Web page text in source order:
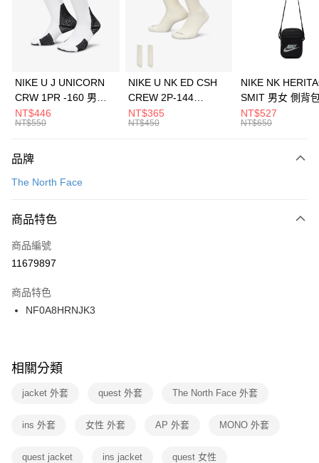
合作金庫商業銀行
第一商業銀行
華南商業銀行
彰化商業銀行
上海商業儲蓄銀行
元大商業銀行
台灣樂天信用卡公司
Apple Pay
全盈+PAY
AFTEE先享後付
【關於「AFTEE先享後付」】
便利好安心！
３．安心：先確認商品／服務後，再付款。
【「AFTEE先享後付」結帳流程】
１．於結帳方式選擇「AFTEE先享後付」後，將跳轉至「AFTEE先享後付」
２．訂單成立數日內，您將收到繳費通知簡訊。
３．收到繳費通知簡訊後14天內，點擊此簡訊中的連結，可透過四大超商／
ATM／網路銀行／等多元方式進行付款，方視為交易完成。
※ 交易是否成功請以「AFTEE先享後付 」之結帳頁面顯示為準，若有關於
是否繳費成功／繳費後需取消欲退款等相關疑問，請聯繫「AFTEE先享後付
客戶支援中心」
https://netprotections.freshdesk.com/support/home
１．透過由恩沛科技股份有限公司提供之「AFTEE先享後付」服務完成之交
權轉讓予恩沛科技股份有限公司。
運送方式
每筆NT$100，滿NT$1,500(含以上)免運費
宅配
每筆NT$100，滿NT$1,500(含以上)免運費
付款後門市自取
每筆NT$100，滿NT$1,500(含以上)免運費
NIKE U J UNICORN
CRW 1PR -160 男女
中統襪 FZ3393100
NT$446
NT$550
NIKE U NK ED CSH
CREW 2P-144
EMBRDY 男女 短統襪
FZ3073133
NT$365
NT$450
NIKE NK
SMIT 男女 側背
BA5871010
NT$527
NT$650
品牌
The North Face
商品特色
商品編號
11679897
商品特色
NF0A8HRNJK3
相關分類
jacket 外套 quest 外套 The North Face 外套
ins 外套 女性 外套 AP 外套 MONO 外套
quest jacket ins jacket quest 女性